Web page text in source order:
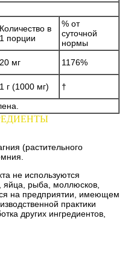
Количество в
1 порции
% от
суточной
нормы
20 мг
1176%
1 г (1000 мг)
†
(растительного
не используются
рыба, моллюсков,
на предприятии, имеющем
практики
других ингредиентов,